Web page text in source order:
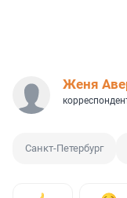
Женя
Санкт-Петербург